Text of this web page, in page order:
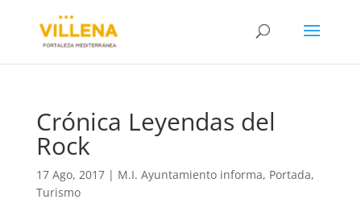
Crónica Leyendas del
Rock
17 Ago, 2017| M.I. Ayuntamiento informa, Portada,
Turismo